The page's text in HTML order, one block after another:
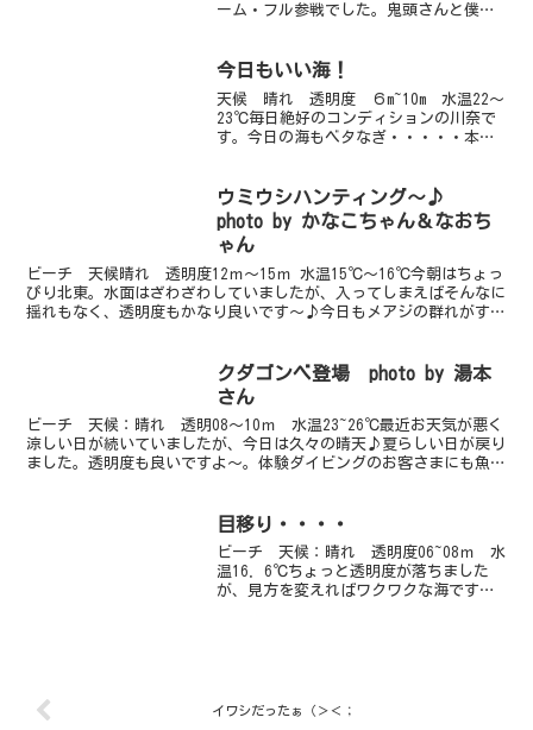
ーム・フル参戦でした。鬼頭さんと僕の
ろきょろ探したんですけどね～、いなか
今日もいい海！
天候 晴れ 透明度 ６m~10m 水温22～
23℃毎日絶好のコンディションの川奈で
す。今日の海もベタなぎ・・・・・本日
ケギンポ、アオリイカの卵（ハッチアウ
ト寸前で姿形や...
ウミウシハンティング～♪
photo by かなこちゃん＆なおち
ゃん
ビーチ 天候晴れ 透明度12ｍ～15ｍ 水温15℃～16℃今朝はちょっ
ぴり北東。水面はざわざわしていましたが、入ってしまえばそんなに
揺れもなく、透明度もかなり良いです～♪今日もメアジの群れがすご
クダゴンベ登場 photo by 湯本
さん
ビーチ 天候：晴れ 透明08～10ｍ 水温23~26℃最近お天気が悪く
涼しい日が続いていましたが、今日は久々の晴天♪夏らしい日が戻り
ました。透明度も良いですよ～。体験ダイビングのお客さまにも魚影
目移り・・・・
ビーチ 天候：晴れ 透明度06~08ｍ 水
温16．6℃ちょっと透明度が落ちました
が、見方を変えればワクワクな海です。
イワシだったぁ（＞＜；